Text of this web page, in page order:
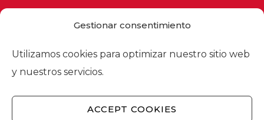
Gestionar consentimiento
Utilizamos cookies para optimizar nuestro sitio web
y nuestros servicios.
ACCEPT COOKIES
foment@foment.com
© 2026 - Foment del Treball Nacional